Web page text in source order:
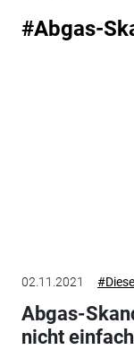
#Abgas-
02.11.2021 #Diesel
Abgas-
nicht